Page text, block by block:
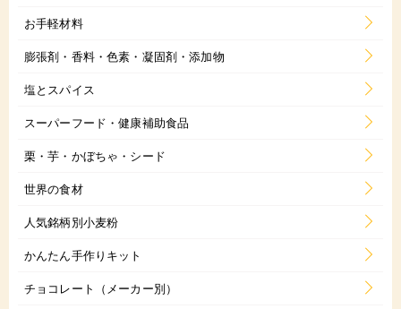
お手軽材料
膨張剤・香料・色素・凝固剤・添加物
塩とスパイス
スーパーフード・健康補助食品
栗・芋・かぼちゃ・シード
世界の食材
人気銘柄別小麦粉
かんたん手作りキット
チョコレート（メーカー別）